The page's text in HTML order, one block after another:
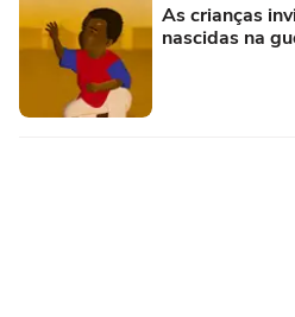
As crianças
nascidas na